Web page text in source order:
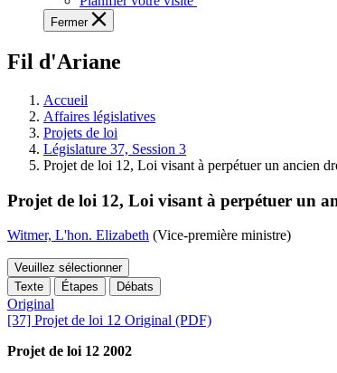
apprendre
et
découvrir
l'Assemblée
législative.
Fermer
Fil d'Ariane
Accueil
Affaires législatives
Projets de loi
Législature 37, Session 3
Projet de loi 12, Loi visant à perpétuer un ancien
Projet de loi 12, Loi visant à perpétuer un
Witmer, L'hon. Elizabeth (Vice-première ministre)
Veuillez sélectionner
Texte
Étapes Débats
Original
[37] Projet de loi 12 Original (PDF)
Projet de loi 12 2002